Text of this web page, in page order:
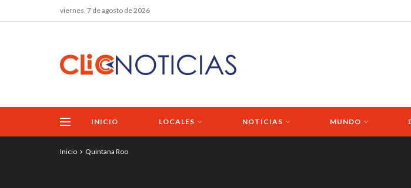
viernes, 7 de agosto de 2026
INICIO LOCALES NOTICIAS MUNDO
Inicio Quintana Roo